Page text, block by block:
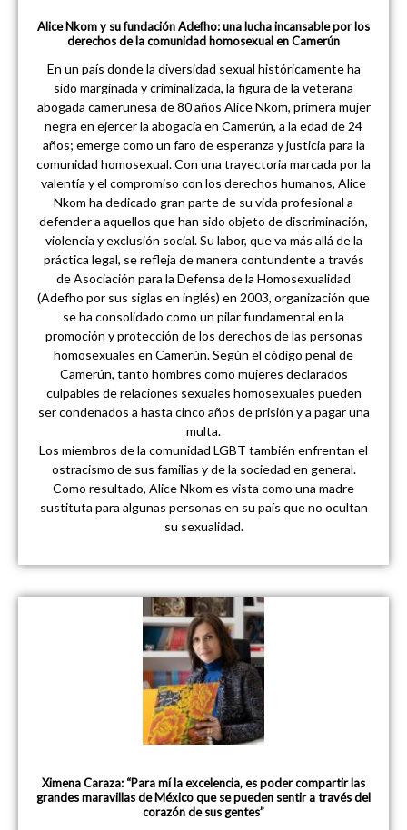
Alice Nkom y su fundación Adefho: una lucha incansable por los
derechos de la comunidad homosexual en Camerún
En un país donde la diversidad sexual históricamente ha
sido marginada y criminalizada, la figura de la veterana
abogada camerunesa de 80 años Alice Nkom, primera mujer
negra en ejercer la abogacía en Camerún, a la edad de 24
años; emerge como un faro de esperanza y justicia para la
comunidad homosexual. Con una trayectoria marcada por la
valentía y el compromiso con los derechos humanos, Alice
Nkom ha dedicado gran parte de su vida profesional a
defender a aquellos que han sido objeto de discriminación,
violencia y exclusión social. Su labor, que va más allá de la
práctica legal, se refleja de manera contundente a través
de Asociación para la Defensa de la Homosexualidad
(Adefho por sus siglas en inglés) en 2003, organización que
se ha consolidado como un pilar fundamental en la
promoción y protección de los derechos de las personas
homosexuales en Camerún. Según el código penal de
Camerún, tanto hombres como mujeres declarados
culpables de relaciones sexuales homosexuales pueden
ser condenados a hasta cinco años de prisión y a pagar una
multa.
Los miembros de la comunidad LGBT también enfrentan el
ostracismo de sus familias y de la sociedad en general.
Como resultado, Alice Nkom es vista como una madre
sustituta para algunas personas en su país que no ocultan
su sexualidad.
Ximena Caraza: “Para mí la excelencia, es poder compartir las
grandes maravillas de México que se pueden sentir a través del
corazón de sus gentes”